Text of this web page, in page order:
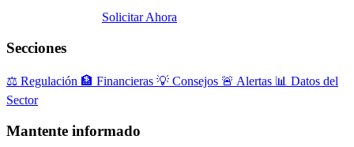
Solicitar Ahora
Secciones
⚖️ Regulación 🏦 Financieras 💡 Consejos 🚨 Alertas 📊 Datos del
Sector
Mantente informado